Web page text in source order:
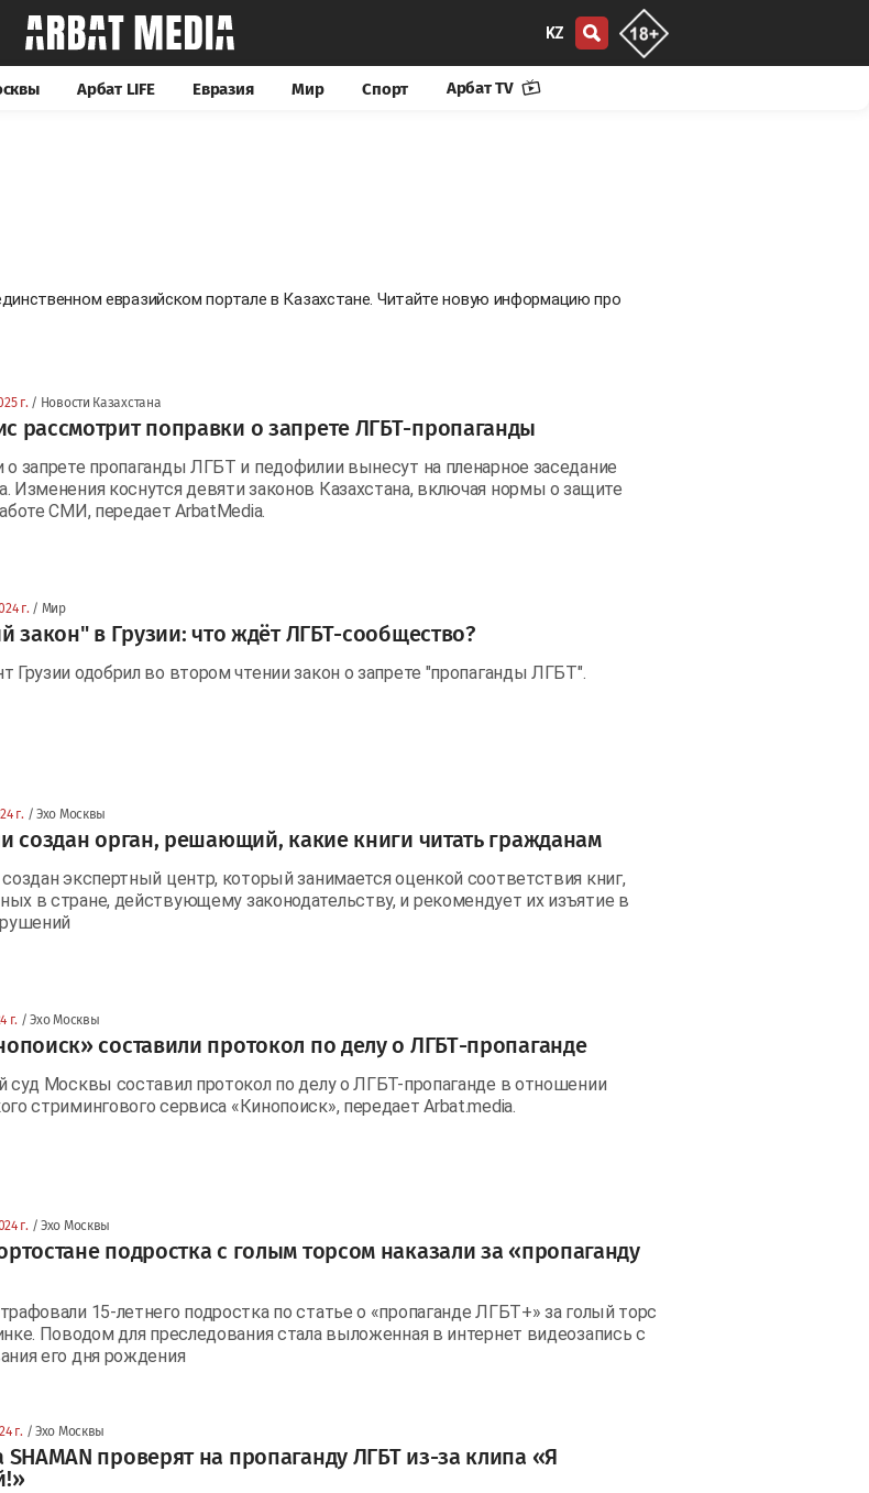
KZ
Арбат LIFE Евразия Мир Спорт Арбат TV
евразийском портале в Казахстане. Читайте новую информацию про
г. / Новости Казахстана
рассмотрит поправки о запрете ЛГБТ-пропаганды
о запрете пропаганды ЛГБТ и педофилии вынесут на пленарное заседание
Изменения коснутся девяти законов Казахстана, включая нормы о защите
СМИ, передает ArbatMedia.
г. / Мир
закон" в Грузии: что ждёт ЛГБТ-сообщество?
Грузии одобрил во втором чтении закон о запрете "пропаганды ЛГБТ".
г. / Эхо Москвы
создан орган, решающий, какие книги читать гражданам
экспертный центр, который занимается оценкой соответствия книг,
в стране, действующему законодательству, и рекомендует их изъятие в
г. / Эхо Москвы
составили протокол по делу о ЛГБТ-пропаганде
суд Москвы составил протокол по делу о ЛГБТ-пропаганде в отношении
стримингового сервиса «Кинопоиск», передает Arbat.media.
г. / Эхо Москвы
подростка с голым торсом наказали за «пропаганду
15-летнего подростка по статье о «пропаганде ЛГБТ+» за голый торс
Поводом для преследования стала выложенная в интернет видеозапись с
его дня рождения
г. / Эхо Москвы
SHAMAN проверят на пропаганду ЛГБТ из-за клипа «Я